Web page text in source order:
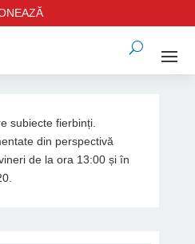
subiecte fierbinți.
din perspectivă
de la ora 13:00 și în